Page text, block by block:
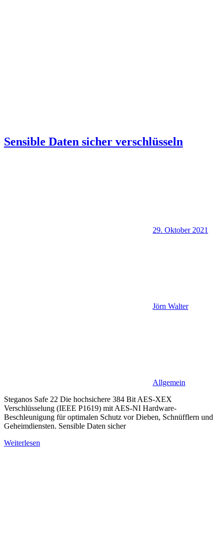
Sensible Daten sicher verschlüsseln
29. Oktober 2021
Jörn Walter
Allgemein
Steganos Safe 22 Die hochsichere 384 Bit AES-XEX
Verschlüsselung (IEEE P1619) mit AES-NI Hardware-
Beschleunigung für optimalen Schutz vor Dieben, Schnüfflern und
Geheimdiensten. Sensible Daten sicher
Weiterlesen